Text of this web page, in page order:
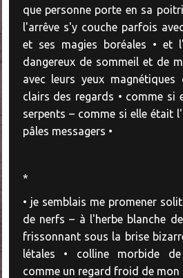
que personne porte en sa
l'arrêve s'y couche parfois
et ses magies boréales • et
dangereux de sommeil et de
avec leurs yeux magnétiques
clairs des regards • comme si
serpents – comme si elle était
pâles messagers •
*
• je semblais me promener
de nerfs – à l'herbe blanche
frissonnant sous la brise
létales • colline morbide
comme un regard froid de mon